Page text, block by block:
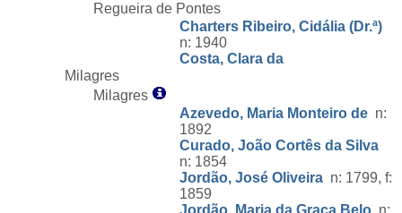
Regueira de Pontes
Charters Ribeiro, Cidália (Dr.ª)
n: 1940
Costa, Clara da
Milagres
Milagres
Azevedo, Maria Monteiro de n:
1892
Curado, João Cortês da Silva
n: 1854
Jordão, José Oliveira n: 1799, f:
1859
Jordão, Maria da Graça Belo n: